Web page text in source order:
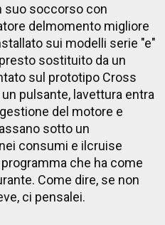
suo soccorso con
delmomento migliore
sui modelli serie "e"
sostituito da un
sul prototipo Cross
pulsante, lavettura entra
del motore e
sotto un
consumi e ilcruise
che ha come
Come dire, se non
ci pensalei.